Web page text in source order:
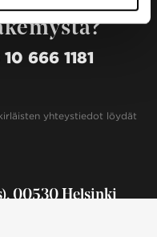
666 1181
yhteystiedot löydät
00530 Helsinki